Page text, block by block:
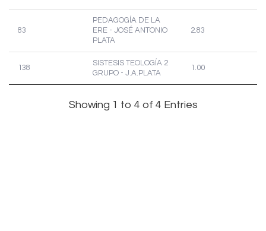
83
PEDAGOGÍA DE LA
ERE - JOSÉ ANTONIO
PLATA
2.83
138
SISTESIS TEOLOGÍA 2
GRUPO - J.A.PLATA
1.00
Showing 1 to 4 of 4 Entries